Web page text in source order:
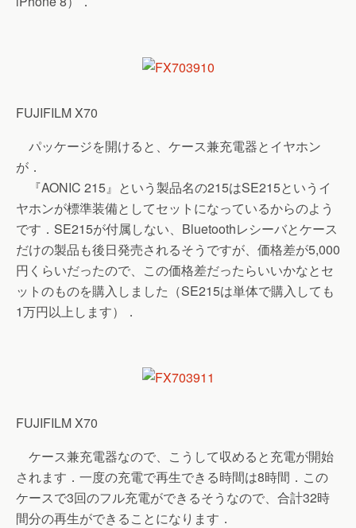
FUJIFILM X70
パッケージを開けると、ケース兼充電器とイヤホン
が．
『AONIC 215』という製品名の215はSE215というイ
ヤホンが標準装備としてセットになっているからのよう
です．SE215が付属しない、Bluetoothレシーバとケース
だけの製品も後日発売されるそうですが、価格差が5,000
円くらいだったので、この価格差だったらいいかなとセ
ットのものを購入しました（SE215は単体で購入しても
1万円以上します）．
FUJIFILM X70
ケース兼充電器なので、こうして収めると充電が開始
されます．一度の充電で再生できる時間は8時間．この
ケースで3回のフル充電ができるそうなので、合計32時
間分の再生ができることになります．